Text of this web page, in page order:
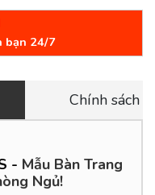
bạn 24/7
Chính sách
- Mẫu Bàn Trang
Ngủ!